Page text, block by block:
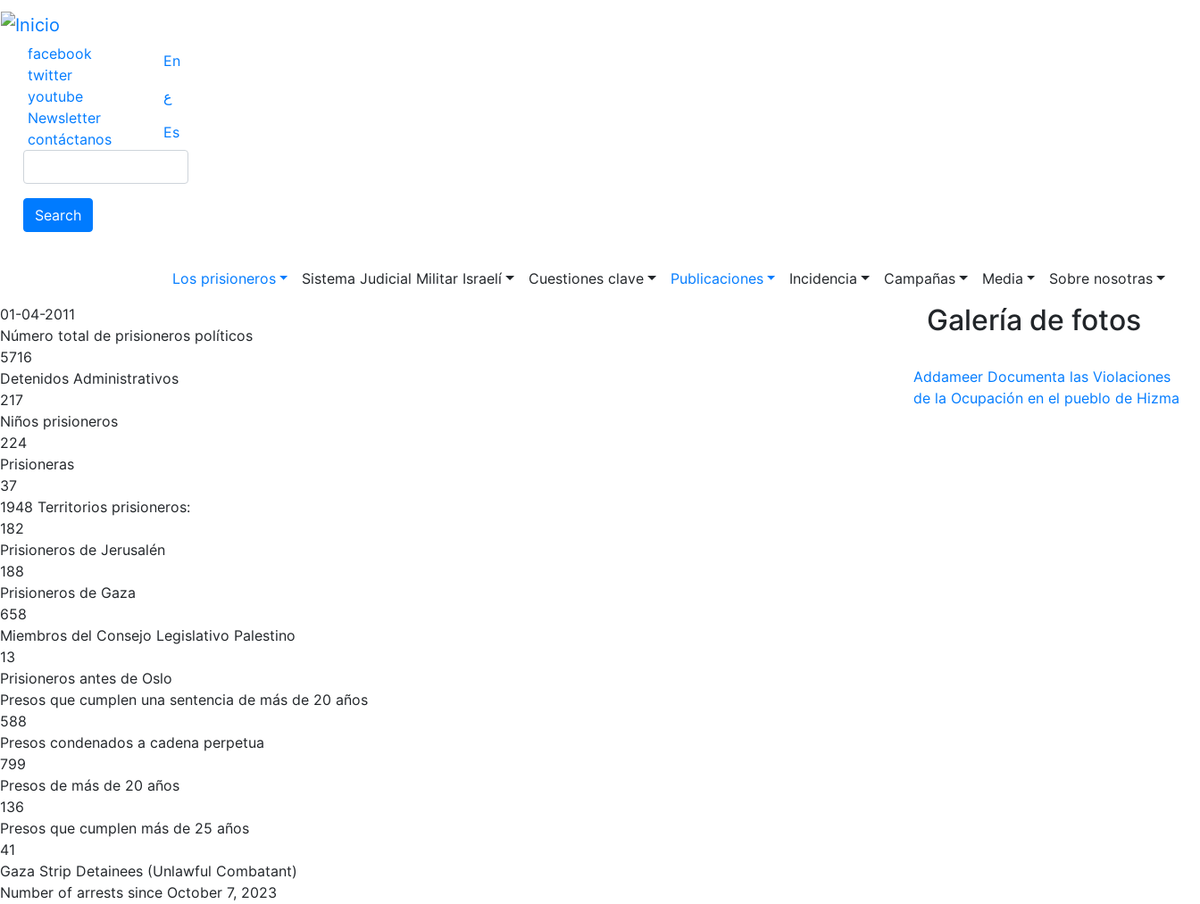
Pasar
contenido
principal
facebook
twitter
youtube
Newsletter
contáctanos
En
ع
Es
Search
Main navigation
Los prisioneros Sistema Judicial Militar Israelí Cuestiones clave Publicaciones Incidencia Campañas Media
Sobre nosotras
01-04-2011
Número total de prisioneros políticos
5716
Detenidos Administrativos
217
Niños prisioneros
224
Prisioneras
37
1948 Territorios prisioneros:
182
Prisioneros de Jerusalén
188
Prisioneros de Gaza
658
Miembros del Consejo Legislativo Palestino
13
Prisioneros antes de Oslo
Presos que cumplen una sentencia de más de 20 años
588
Presos condenados a cadena perpetua
799
Presos de más de 20 años
136
Presos que cumplen más de 25 años
41
Gaza Strip Detainees (Unlawful Combatant)
Number of arrests since October 7, 2023
Galería de fotos
Addameer Documenta las Violaciones
de la Ocupación en el pueblo de Hizma